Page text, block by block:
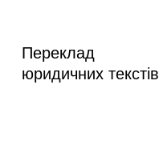
Переклад
юридичних текстів